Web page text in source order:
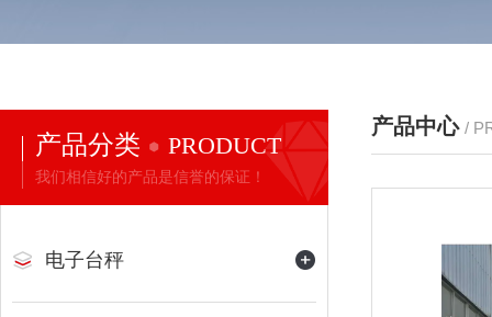
产品分类 PRODUCT
我们相信好的产品是信誉的保证！
电子台秤
产品中心 /